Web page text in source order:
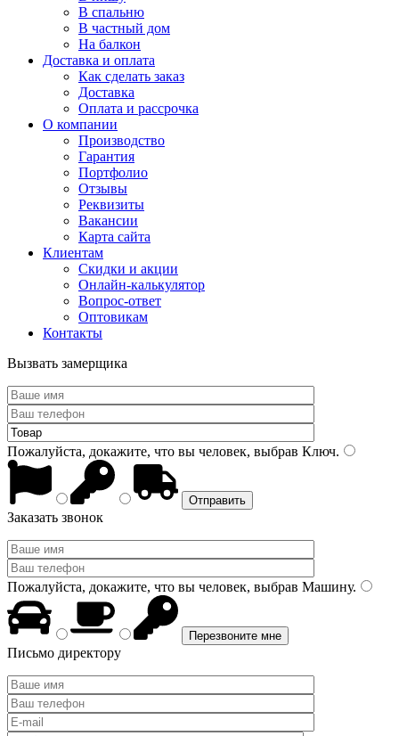
В спальню
В частный дом
На балкон
Доставка и оплата
Как сделать заказ
Доставка
Оплата и рассрочка
О компании
Производство
Гарантия
Портфолио
Отзывы
Реквизиты
Вакансии
Карта сайта
Клиентам
Скидки и акции
Онлайн-калькулятор
Вопрос-ответ
Оптовикам
Контакты
Вызвать замерщика
Пожалуйста, докажите, что вы человек, выбрав Ключ.
Заказать звонок
Пожалуйста, докажите, что вы человек, выбрав Машину.
Письмо директору